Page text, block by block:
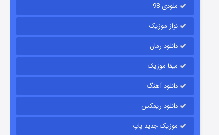
قسمت۱۵ (دوبله) منتشر شد
ملودی 98
نواز موزیک
دانلود رمان
میفا موزیک
دانلود آهنگ
دانلود ریمکس
موزیک جدید پاپ